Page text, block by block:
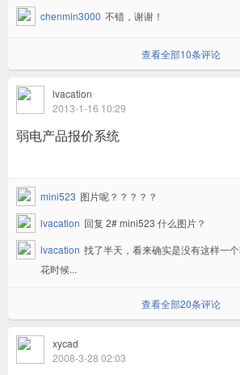
chenmin3000 不错，谢谢！
查看全部10条评论
lvacation
2013-1-16 10:29
弱电产品报价系统
mini523 图片呢？？？？？
lvacation 回复 2# mini523 什么图片？
lvacation 找了半天，看来确实是没有这样一
花时候...
查看全部20条评论
xycad
2008-3-28 02:03